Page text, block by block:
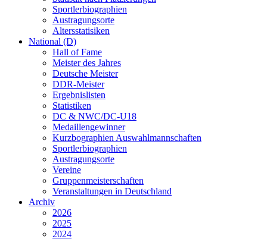
Sportlerbiographien
Austragungsorte
Altersstatisiken
National (D)
Hall of Fame
Meister des Jahres
Deutsche Meister
DDR-Meister
Ergebnislisten
Statistiken
DC & NWC/DC-U18
Medaillengewinner
Kurzbographien Auswahlmannschaften
Sportlerbiographien
Austragungsorte
Vereine
Gruppenmeisterschaften
Veranstaltungen in Deutschland
Archiv
2026
2025
2024